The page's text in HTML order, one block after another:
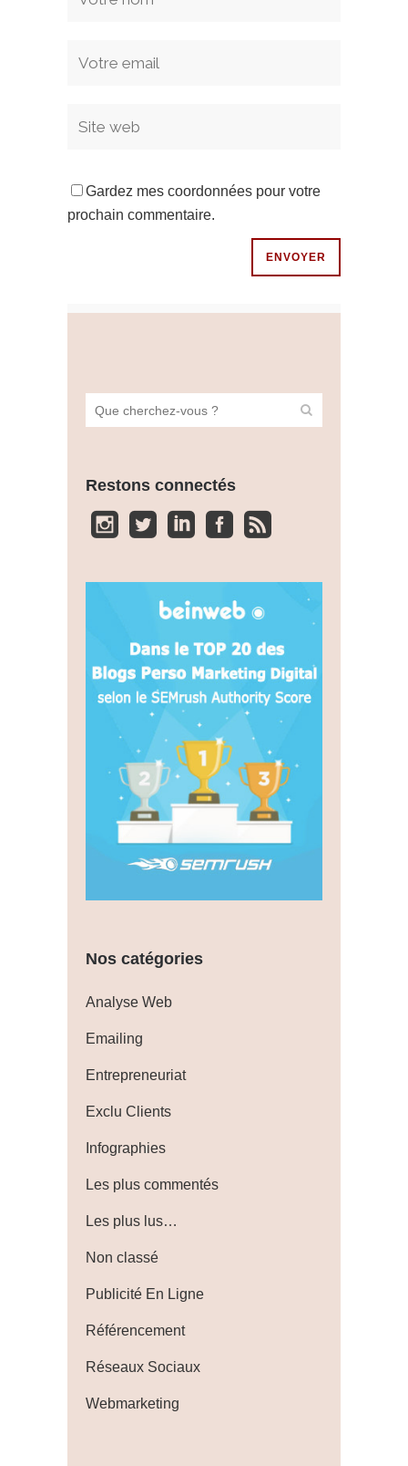
Gardez mes coordonnées pour votre
prochain commentaire.
Restons connectés
Nos catégories
Analyse Web
Emailing
Entrepreneuriat
Exclu Clients
Infographies
Les plus commentés
Les plus lus…
Non classé
Publicité En Ligne
Référencement
Réseaux Sociaux
Webmarketing